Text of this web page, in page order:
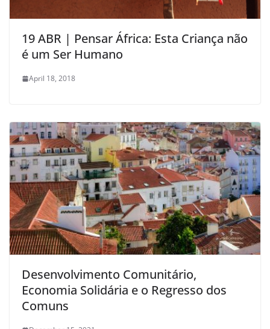
19 ABR | Pensar África: Esta Criança não
é um Ser Humano
April 18, 2018
Desenvolvimento Comunitário,
Economia Solidária e o Regresso dos
Comuns